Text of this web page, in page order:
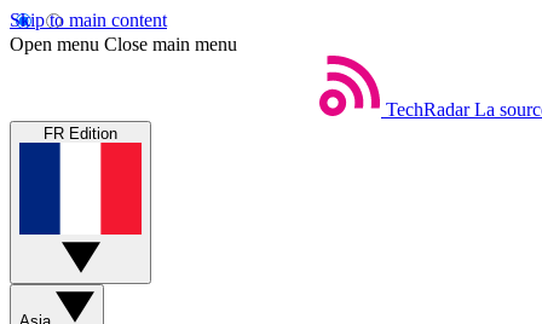
Skip to main content
Open menu Close main menu
TechRadar La
FR Edition